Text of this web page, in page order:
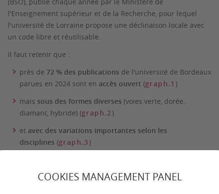
COOKIES MANAGEMENT PANEL
l'Enseignement supérieur et de la Recherche, pour lequel
l'université de Lorraine propose une déclinaison locale avec
un code libre et réutilisable.
Il faut retenir que :
près de 72 % des publications de l'université de Bordeaux
parues en 2024 sont en accès ouvert (graph.1 )
mais sous des formes diverses (voies verte, dorée,
diamant, hybride) (graph.2)
et avec des variations importantes selon les
disciplines (graph.3 )